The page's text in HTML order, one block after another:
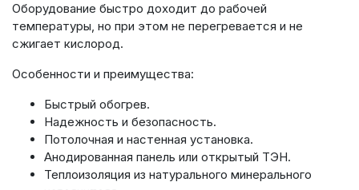
Оборудование быстро доходит до рабочей
температуры, но при этом не перегревается и не
сжигает кислород.
Особенности и преимущества:
Быстрый обогрев.
Надежность и безопасность.
Потолочная и настенная установка.
Анодированная панель или открытый ТЭН.
Теплоизоляция из натурального минерального